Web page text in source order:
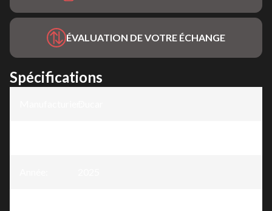
ÉVALUATION DE VOTRE ÉCHANGE
Spécifications